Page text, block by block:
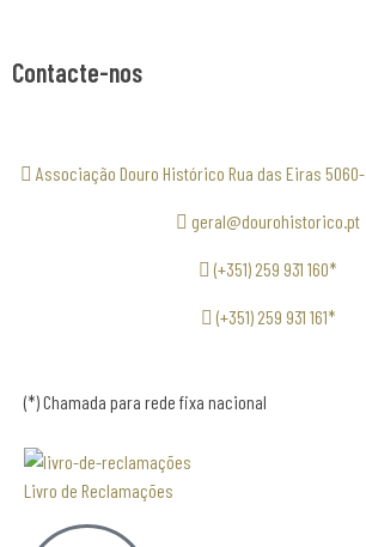
Contacte-nos
Associação Douro Histórico Rua das Eiras
geral@dourohistorico.pt
(+351) 259 931 160*
(+351) 259 931 161*
(*) Chamada para rede fixa nacional
Livro de Reclamações